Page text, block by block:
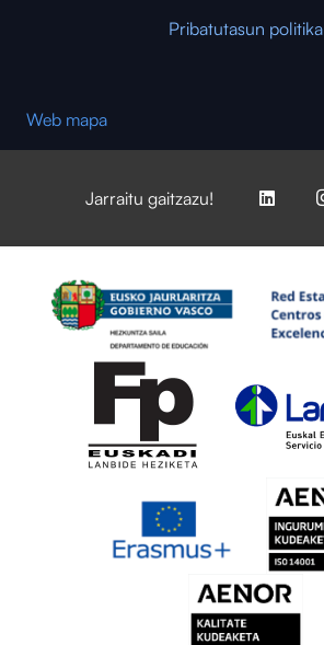
Pribatutasun politika
Web mapa
Jarraitu gaitzazu!